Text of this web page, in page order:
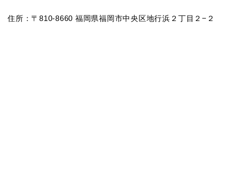
住所：〒810-8660 福岡県福岡市中央区地行浜２丁目２−２